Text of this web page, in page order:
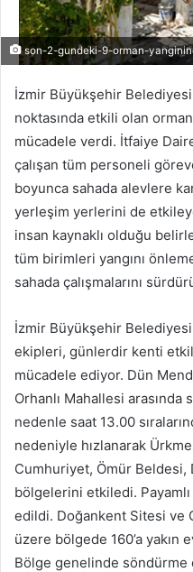
son-2-gundeki-9-orman-
İzmir Büyükşehir
noktasında etkili olan orman
mücadele verdi. İtfaiye
çalışan tüm personeli
boyunca sahada alevlere
yerleşim yerlerini de
insan kaynaklı olduğu
tüm birimleri yangını
sahada çalışmalarını
İzmir Büyükşehir Belediyesi
ekipleri, günlerdir kenti
mücadele ediyor. Dün
Orhanlı Mahallesi
nedenle saat 13.00
nedeniyle hızlanarak
Cumhuriyet, Ömür Beldesi,
bölgelerini etkiledi.
edildi. Doğankent Sitesi ve
üzere bölgede 160’a yakın
Bölge genelinde söndürme